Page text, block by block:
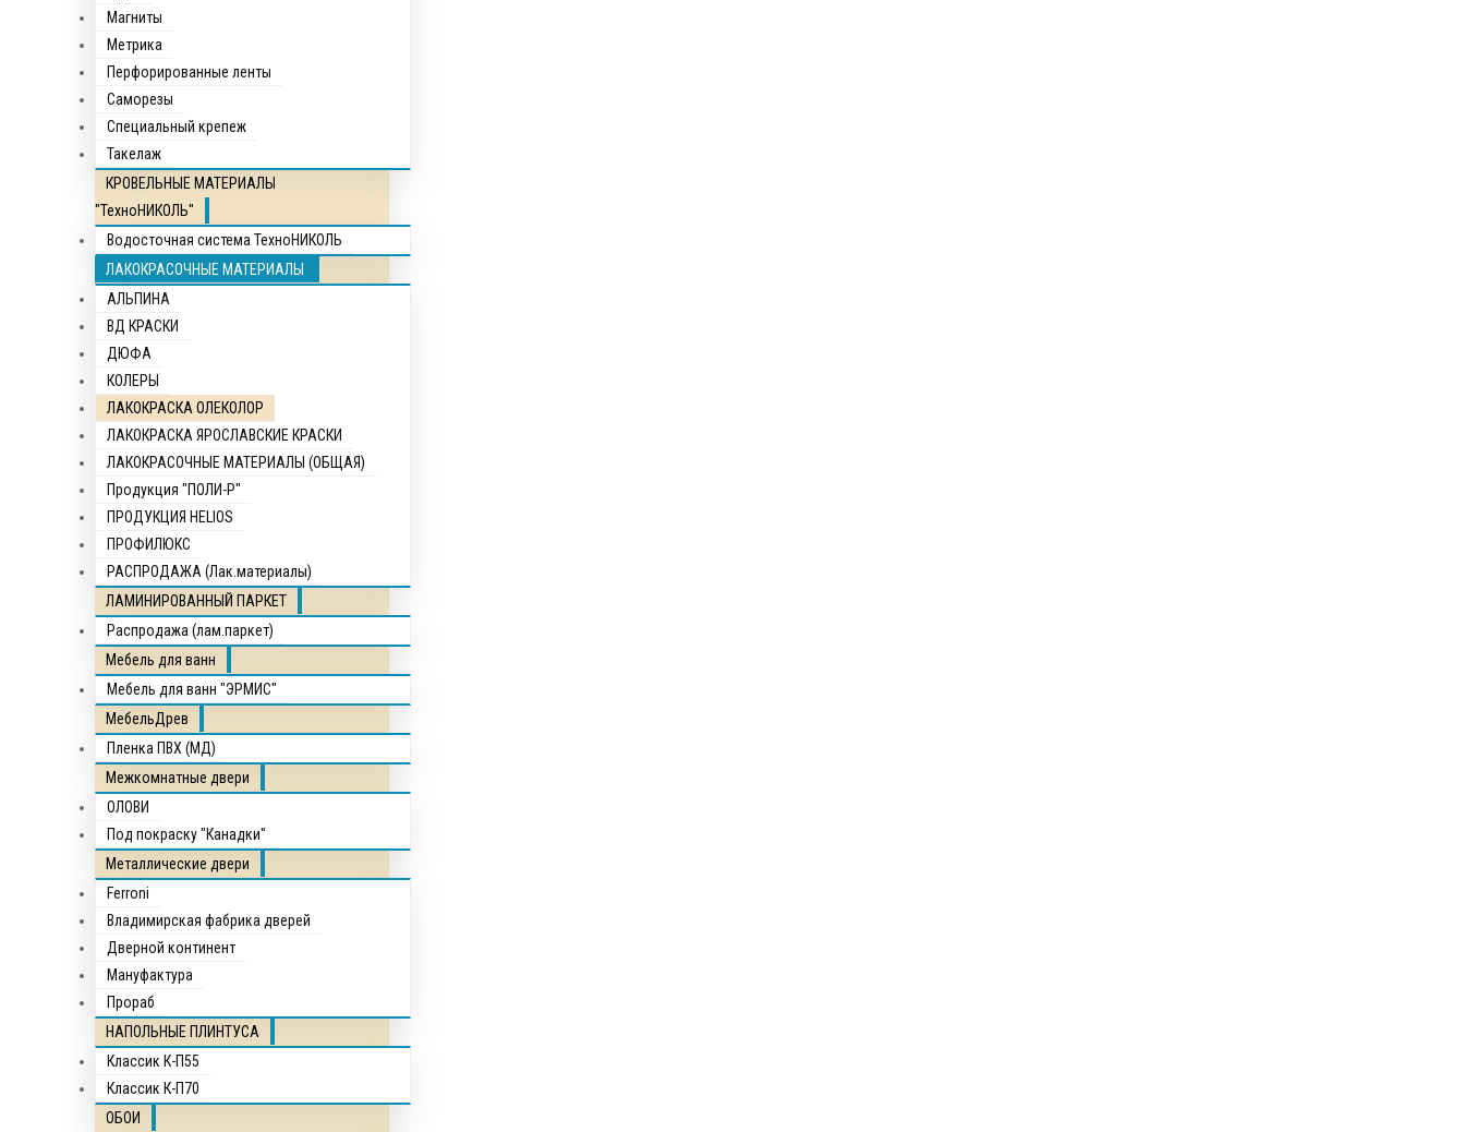
Магниты
Метрика
Перфорированные ленты
Саморезы
Специальный крепеж
Такелаж
КРОВЕЛЬНЫЕ МАТЕРИАЛЫ
"ТехноНИКОЛЬ"
Водосточная система ТехноНИКОЛЬ
ЛАКОКРАСОЧНЫЕ МАТЕРИАЛЫ
АЛЬПИНА
ВД КРАСКИ
ДЮФА
КОЛЕРЫ
ЛАКОКРАСКА ОЛЕКОЛОР
ЛАКОКРАСКА ЯРОСЛАВСКИЕ КРАСКИ
ЛАКОКРАСОЧНЫЕ МАТЕРИАЛЫ (ОБЩАЯ)
Продукция "ПОЛИ-Р"
ПРОДУКЦИЯ HELIOS
ПРОФИЛЮКС
РАСПРОДАЖА (Лак.материалы)
ЛАМИНИРОВАННЫЙ ПАРКЕТ
Распродажа (лам.паркет)
Мебель для ванн
Мебель для ванн "ЭРМИС"
МебельДрев
Пленка ПВХ (МД)
Межкомнатные двери
ОЛОВИ
Под покраску "Канадки"
Металлические двери
Ferroni
Владимирская фабрика дверей
Дверной континент
Мануфактура
Прораб
НАПОЛЬНЫЕ ПЛИНТУСА
Классик К-П55
Классик К-П70
ОБОИ